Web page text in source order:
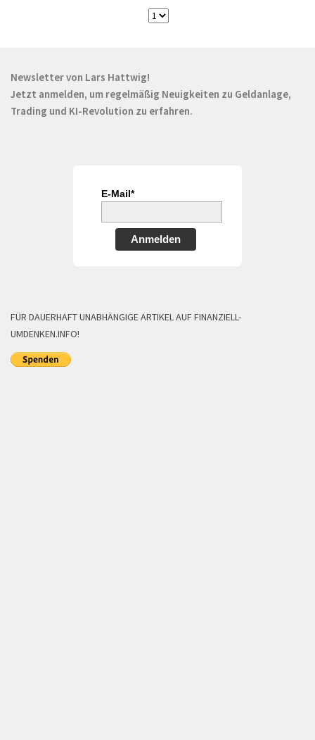
Newsletter von Lars Hattwig!
Jetzt anmelden, um regelmäßig Neuigkeiten zu Geldanlage,
Trading und KI-Revolution zu erfahren.
E-Mail*
Anmelden
FÜR DAUERHAFT UNABHÄNGIGE ARTIKEL AUF FINANZIELL-
UMDENKEN.INFO!